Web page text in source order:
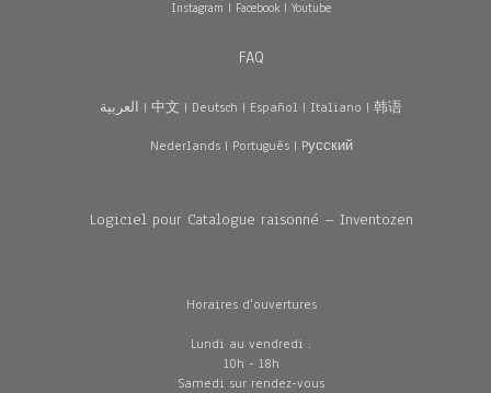
Instagram | Facebook| Youtube
FAQ
العربية | 中文 | Deutsch | Español | Italiano | 韩语
Nederlands| Português| Pусский
Logiciel pour Catalogue raisonné – Inventozen
Horaires d'ouvertures
Lundi au vendredi :
10h - 18h
Samedi sur rendez-vous